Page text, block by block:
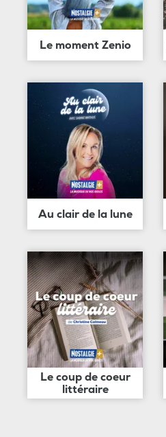
Le moment Zenio
Au clair de la lune
Le coup de coeur
littéraire